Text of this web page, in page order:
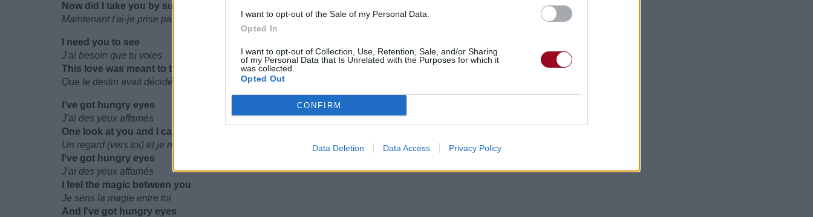
I want to opt-out of the Sale of my Personal Data.
Opted In
I want to opt-out of Collection, Use, Retention, Sale, and/or Sharing
of my Personal Data that Is Unrelated with the Purposes for which it
was collected.
Opted Out
CONFIRM
Data Deletion Data Access Privacy Policy
Now did I take you by surprise ?
Maintenant t'ai-je prise par surprise ?
I need you to see
J'ai besoin que tu voies
This love was meant to be
Que le destin avait décidé de cet amour
I've got hungry eyes
J'ai des yeux affamés
One look at you and I can't disguise
Un regard (vers toi) et je ne peux pas dissimuler
I've got hungry eyes
J'ai des yeux affamés
I feel the magic between you
Je sens la magie entre toi
And I've got hungry eyes